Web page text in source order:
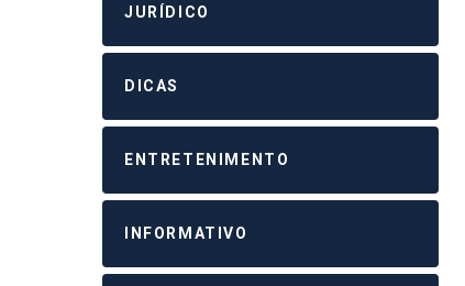
JURÍDICO
DICAS
ENTRETENIMENTO
INFORMATIVO